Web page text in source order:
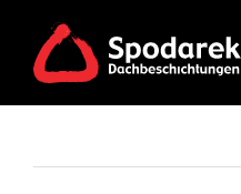
content